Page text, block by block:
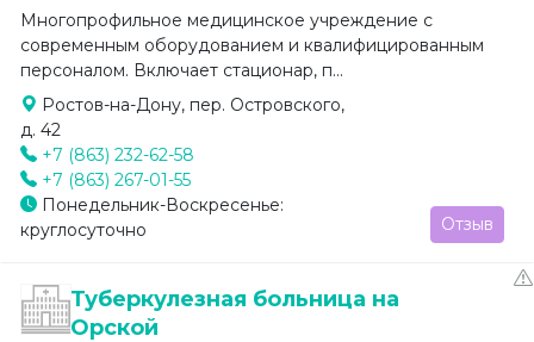
Многопрофильное медицинское учреждение с
современным оборудованием и квалифицированным
персоналом. Включает стационар, п...
Ростов-на-Дону, пер. Островского,
д. 42
+7 (863) 232-62-58
+7 (863) 267-01-55
Понедельник-Воскресенье:
круглосуточно
Отзыв
Туберкулезная больница на
Орской